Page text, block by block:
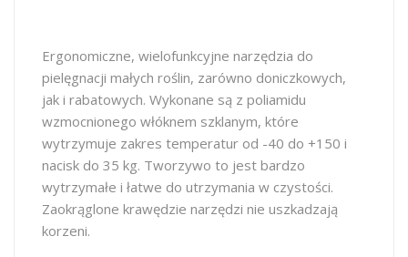
Ergonomiczne, wielofunkcyjne narzędzia do
pielęgnacji małych roślin, zarówno doniczkowych,
jak i rabatowych. Wykonane są z poliamidu
wzmocnionego włóknem szklanym, które
wytrzymuje zakres temperatur od -40 do +150 i
nacisk do 35 kg. Tworzywo to jest bardzo
wytrzymałe i łatwe do utrzymania w czystości.
Zaokrąglone krawędzie narzędzi nie uszkadzają
korzeni.